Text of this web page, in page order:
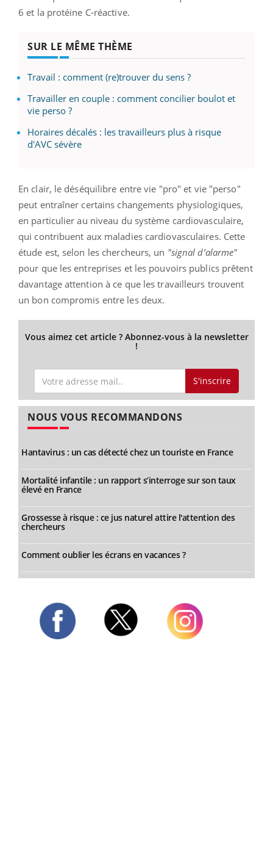
6 et la protéine C-réactive.
SUR LE MÊME THÈME
Travail : comment (re)trouver du sens ?
Travailler en couple : comment concilier boulot et
vie perso ?
Horaires décalés : les travailleurs plus à risque
d'AVC sévère
En clair, le déséquilibre entre vie "pro" et vie "perso"
peut entraîner certains changements physiologiques,
en particulier au niveau du système cardiovasculaire,
qui contribuent aux maladies cardiovasculaires. Cette
étude est, selon les chercheurs, un "signal d’alarme"
pour que les entreprises et les pouvoirs publics prêtent
davantage attention à ce que les travailleurs trouvent
un bon compromis entre les deux.
Vous aimez cet article ? Abonnez-vous à la newsletter
!
S'inscrire
NOUS VOUS RECOMMANDONS
Hantavirus : un cas détecté chez un touriste en France
Mortalité infantile : un rapport s’interroge sur son taux
élevé en France
Grossesse à risque : ce jus naturel attire l'attention des
chercheurs
Comment oublier les écrans en vacances ?